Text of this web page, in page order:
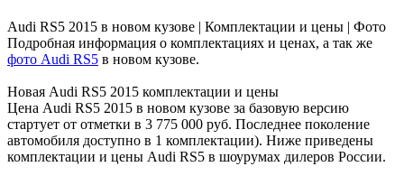
Audi RS5 2015 в новом кузове | Комплектации и цены | Фото
Подробная информация о комплектациях и ценах, а так же
фото Audi RS5 в новом кузове.
Новая Audi RS5 2015 комплектации и цены
Цена Audi RS5 2015 в новом кузове за базовую версию
стартует от отметки в 3 775 000 руб. Последнее поколение
автомобиля доступно в 1 комплектации). Ниже приведены
комплектации и цены Audi RS5 в шоурумах дилеров России.